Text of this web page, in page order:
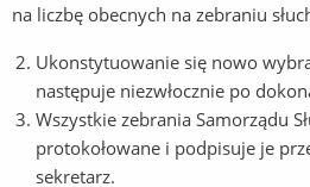
na liczbę obecnych na zebraniu
Ukonstytuowanie się nowo
następuje niezwłocznie po
Wszystkie zebrania Samorządu
protokołowane i podpisuje je
sekretarz.